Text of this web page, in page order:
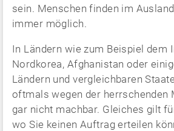
sein. Menschen finden im
immer möglich.
In Ländern wie zum Beispiel dem
Nordkorea, Afghanistan oder
Ländern und vergleichbaren
oftmals wegen der herrschenden
gar nicht machbar. Gleiches gilt
wo Sie keinen Auftrag erteilen